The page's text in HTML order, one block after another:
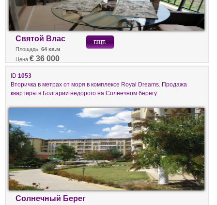
Святой Влас
Площадь: 64 кв.м
Цена € 36 000
ID 1053
Вторичка в метрах от моря в комплексе Royal Dreams. Продажа
квартиры в Болгарии недорого на Солнечном берегу.
Солнечный Берег